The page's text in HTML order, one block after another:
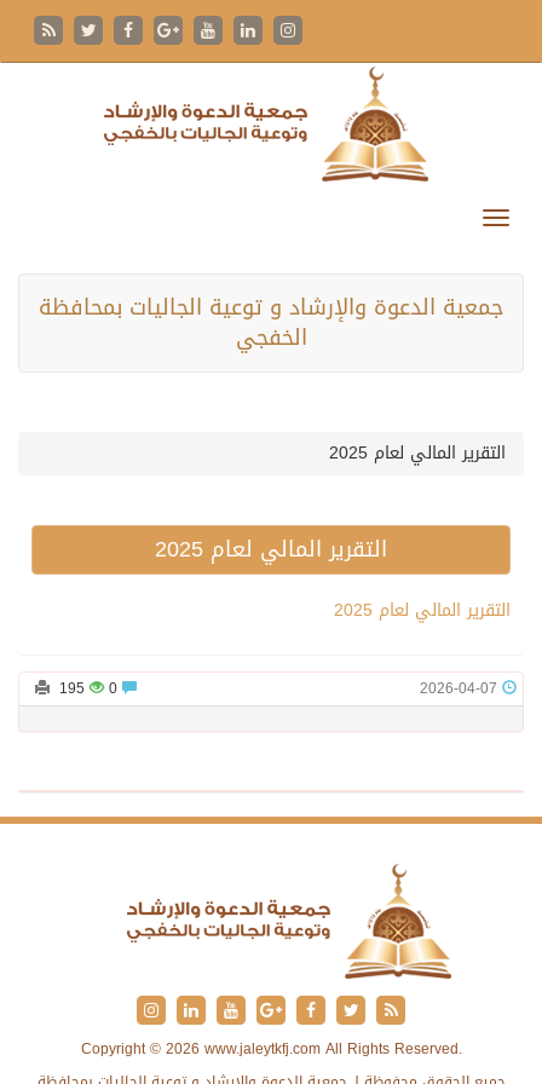
جمعية الدعوة والإرشاد و توعية الجاليات بمحافظة
الخفجي
التقرير المالي لعام 2025
التقرير المالي لعام 2025
التقرير المالي لعام 2025
2026-04-07
195
Copyright © 2026 www.jaleytkfj.com All Rights Reserved.